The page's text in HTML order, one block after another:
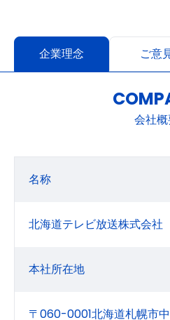
企業理念 ご意
会社
名称
北海道テレビ放送株式会社
本社所在地
〒060-0001北海道札幌市